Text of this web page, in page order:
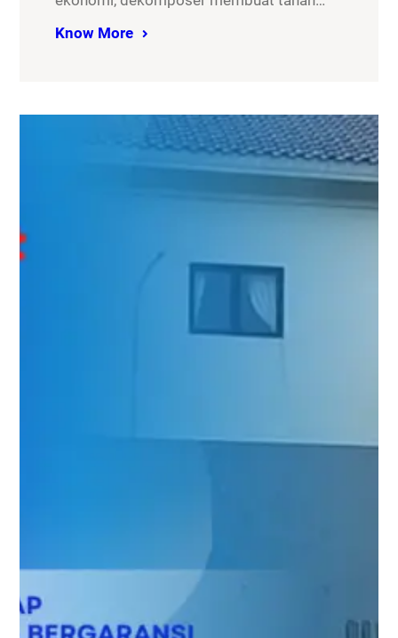
Know More